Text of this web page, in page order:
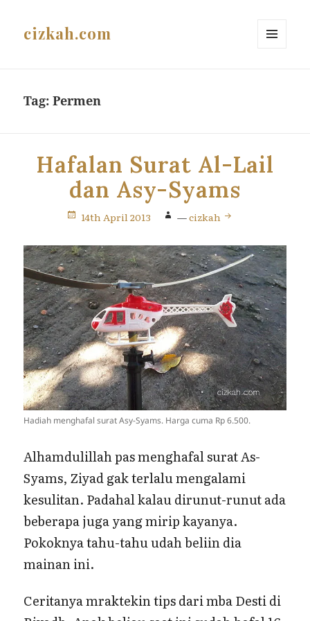
cizkah.com
Tag:Permen
Hafalan Surat Al-Lail
dan Asy-Syams
14th April 2013 —cizkah
Hadiah menghafal surat Asy-Syams. Harga cuma Rp 6.500.
Alhamdulillah pas menghafal surat As-
Syams, Ziyad gak terlalu mengalami
kesulitan. Padahal kalau dirunut-runut ada
beberapa juga yang mirip kayanya.
Pokoknya tahu-tahu udah beliin dia
mainan ini.
Ceritanya mraktekin tips dari mba Desti di